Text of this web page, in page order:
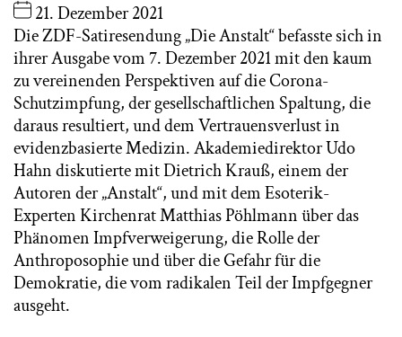
21. Dezember 2021
Die ZDF-Satiresendung „Die Anstalt“ befasste sich in
ihrer Ausgabe vom 7. Dezember 2021 mit den kaum
zu vereinenden Perspektiven auf die Corona-
Schutzimpfung, der gesellschaftlichen Spaltung, die
daraus resultiert, und dem Vertrauensverlust in
evidenzbasierte Medizin. Akademiedirektor Udo
Hahn diskutierte mit Dietrich Krauß, einem der
Autoren der „Anstalt“, und mit dem Esoterik-
Experten Kirchenrat Matthias Pöhlmann über das
Phänomen Impfverweigerung, die Rolle der
Anthroposophie und über die Gefahr für die
Demokratie, die vom radikalen Teil der Impfgegner
ausgeht.